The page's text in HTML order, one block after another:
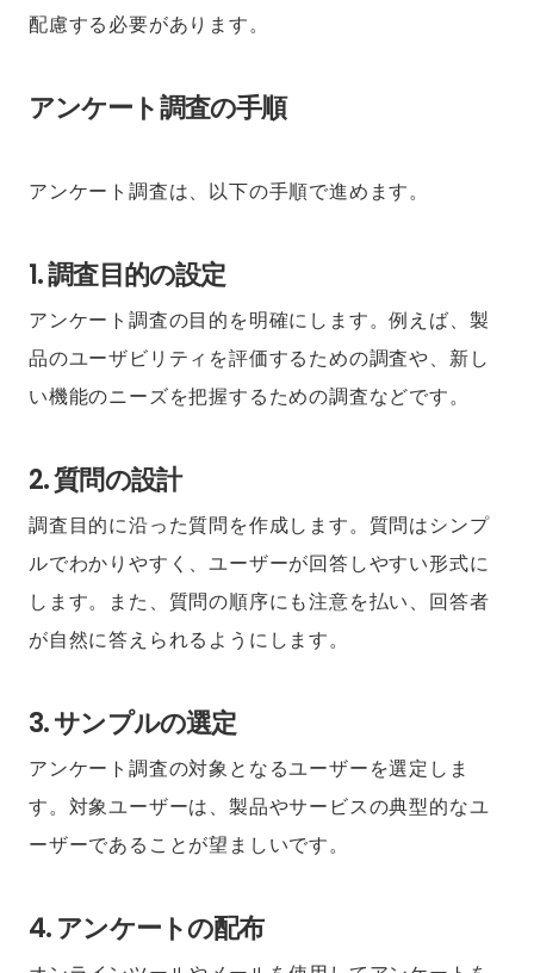
配慮する必要があります。
アンケート調査の手順
アンケート調査は、以下の手順で進めます。
1. 調査目的の設定
アンケート調査の目的を明確にします。例えば、製
品のユーザビリティを評価するための調査や、新し
い機能のニーズを把握するための調査などです。
2. 質問の設計
調査目的に沿った質問を作成します。質問はシンプ
ルでわかりやすく、ユーザーが回答しやすい形式に
します。また、質問の順序にも注意を払い、回答者
が自然に答えられるようにします。
3. サンプルの選定
アンケート調査の対象となるユーザーを選定しま
す。対象ユーザーは、製品やサービスの典型的なユ
ーザーであることが望ましいです。
4. アンケートの配布